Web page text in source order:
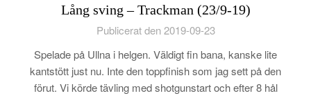
Lång sving – Trackman (23/9-19)
Publicerat den 2019-09-23
Spelade på Ullna i helgen. Väldigt fin bana, kanske lite
kantstött just nu. Inte den toppfinish som jag sett på den
förut. Vi körde tävling med shotgunstart och efter 8 hål